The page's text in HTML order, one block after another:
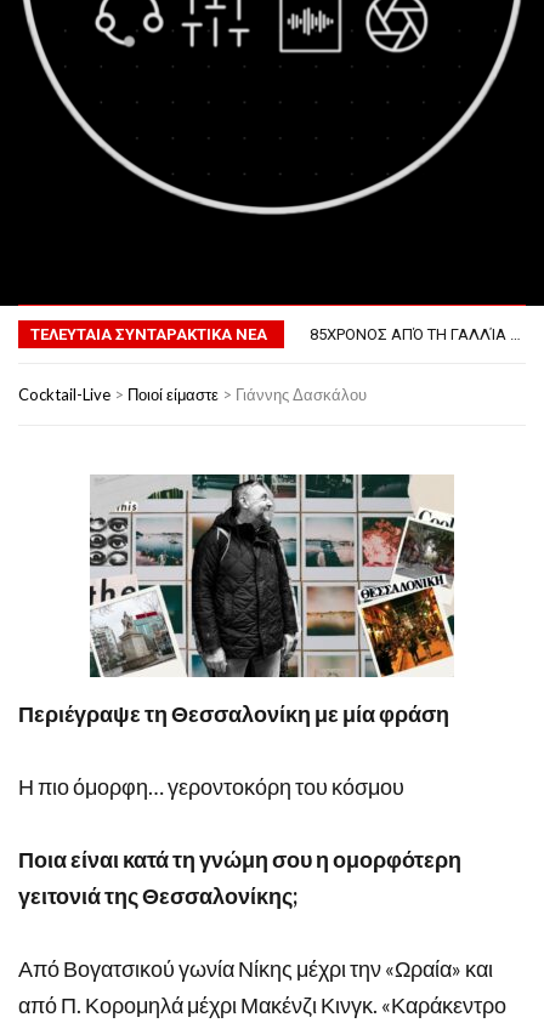
ΤΕΛΕΥΤΑΙΑ ΣΥΝΤΑΡΑΚΤΙΚΑ ΝΕΑ
ΦΟΒΕΡΆ ΔΏΡΑ ΓΙΑ ΤΟ ΕΠΌΜΕΝΟ ΔΕΚΑΉΜΕΡΟ!
85ΧΡΟΝΟΣ ΑΠΌ ΤΗ ΓΑΛΛΊΑ ΛΌΓΩ GPS ΚΑΤΈΛΗΞΕ ΣΤΗΝ… ΚΡΟΑΤΊΑ!
Cocktail-Live > Ποιοί είμαστε > Γιάννης Δασκάλου
Περιέγραψε τη Θεσσαλονίκη με μία φράση
Η πιο όμορφη… γεροντοκόρη του κόσμου
Ποια είναι κατά τη γνώμη σου η ομορφότερη
γειτονιά της Θεσσαλονίκης;
Από Βογατσικού γωνία Νίκης μέχρι την «Ωραία» και
από Π. Κορομηλά μέχρι Μακένζι Κινγκ. «Καράκεντρο